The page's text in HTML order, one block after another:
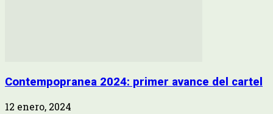
Contempopranea 2024: primer avance del cartel
12 enero, 2024